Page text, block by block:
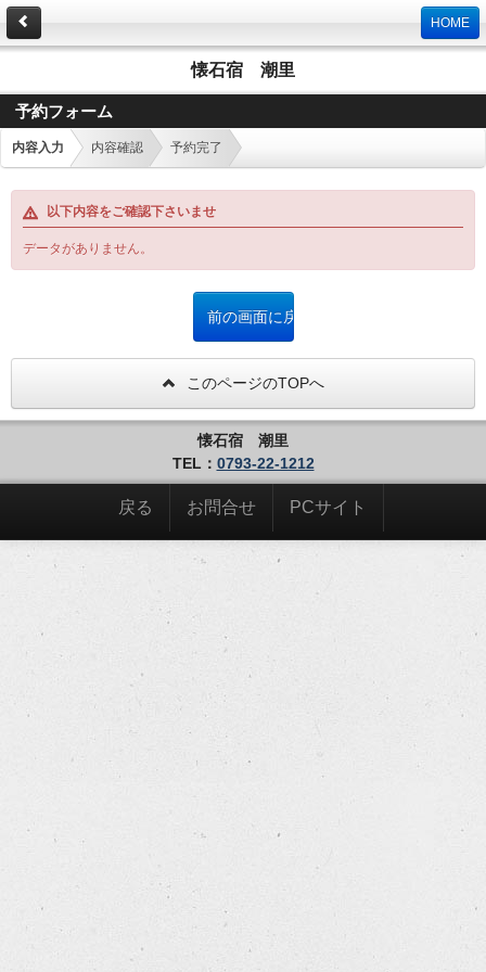
HOME
懐石宿 潮里
予約フォーム
内容入力 内容確認 予約完了
以下内容をご確認下さいませ
データがありません。
このページのTOPへ
懐石宿 潮里
TEL： 0793-22-1212
戻る お問合せ PCサイト